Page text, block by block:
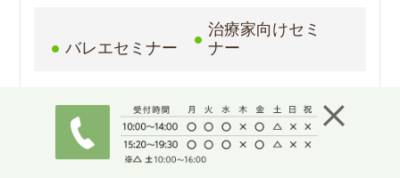
バレエセミナー
治療家向けセミ
ナー